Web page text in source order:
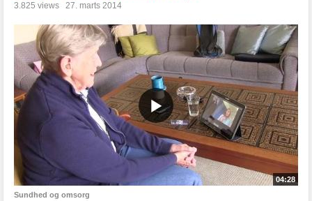
3.825 views 27. marts 2014
04:28
Sundhed og omsorg